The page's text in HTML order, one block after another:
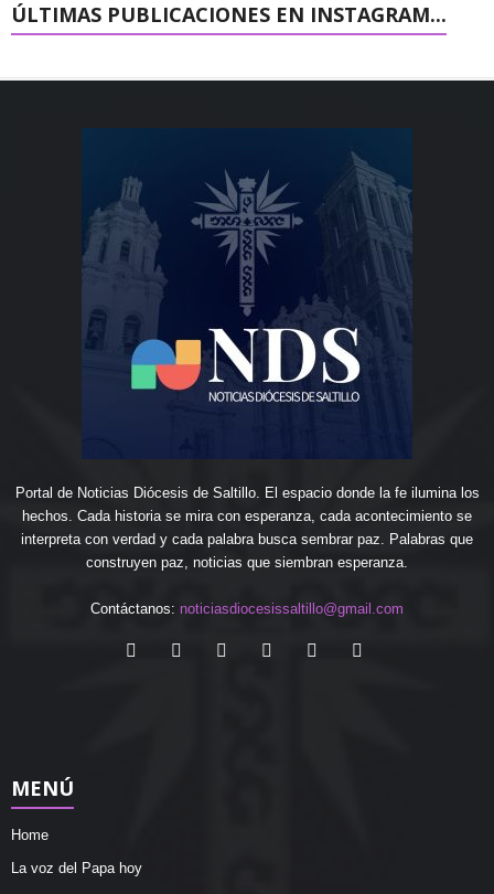
ÚLTIMAS PUBLICACIONES EN INSTAGRAM...
Portal de Noticias Diócesis de Saltillo. El espacio donde la fe ilumina los
hechos. Cada historia se mira con esperanza, cada acontecimiento se
interpreta con verdad y cada palabra busca sembrar paz. Palabras que
construyen paz, noticias que siembran esperanza.
Contáctanos: noticiasdiocesissaltillo@gmail.com
MENÚ
Home
La voz del Papa hoy